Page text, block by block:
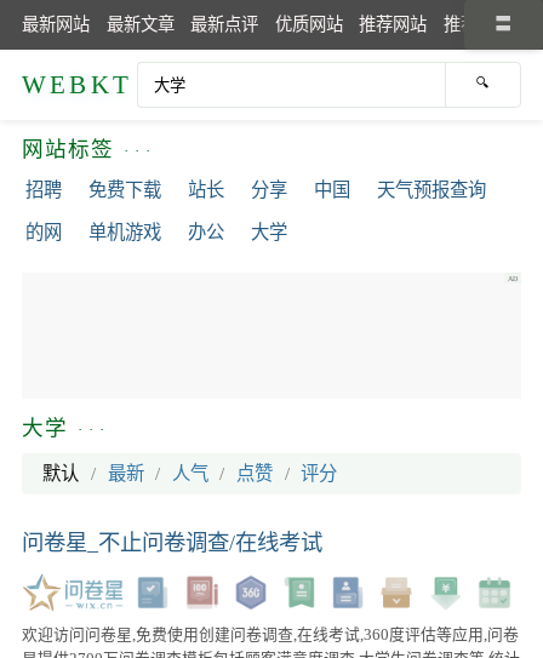
最新网站 最新文章 最新点评 优质网站 推荐网站 推荐文章
WEBKT
网站标签
招聘 免费下载 站长 分享 中国 天气预报查询
的网 单机游戏 办公 大学
大学
默认 / 最新 / 人气 / 点赞 / 评分
问卷星_不止问卷调查/在线考试
欢迎访问问卷星,免费使用创建问卷调查,在线考试,360度评估等应用,问卷